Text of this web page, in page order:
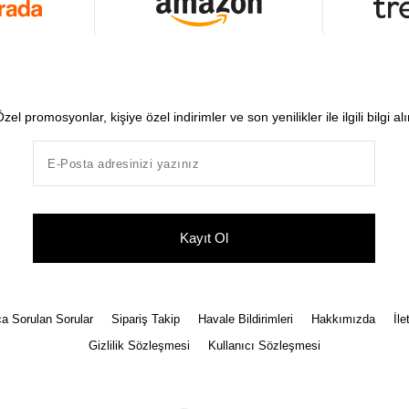
promosyonlar, kişiye özel indirimler ve son yenilikler ile ilgili bilgi
Kayıt Ol
Sorulan Sorular Sipariş Takip Havale Bildirimleri Hakkımızda
Gizlilik Sözleşmesi
Kullanıcı Sözleşmesi